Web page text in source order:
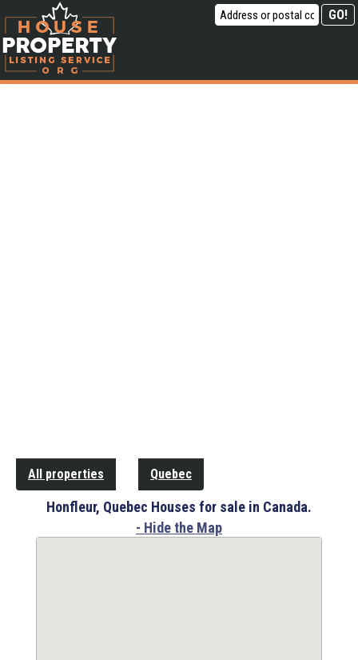
All properties Quebec
Honfleur, Quebec Houses for sale in Canada.
- Hide the Map